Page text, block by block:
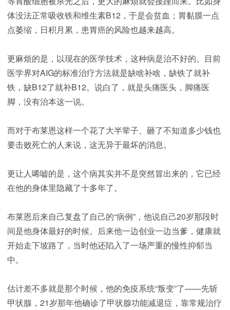
体没法正常吸收铁和维生素B12，于是会贫血；胃黏膜一点
点萎缩，日积月累，患胃癌的风险也越来越高。
更麻烦的是，以现在的医学技术，这种病是治不好的。目前
医学界对AIG的标准治疗方法就是缺啥补啥，缺铁了就补
铁，缺B12了就补B12。说白了，就是头痛医头，脚痛医
脚，没有治本这一说。
而对于布莱恩这样一个花了大半辈子、砸了不知道多少钱也
要击败死亡的人来说，这无异于最坏的消息。
更让人唏嘘的是，这个病其实并不是突然冒出来的，它已经
在他的身体里隐藏了十多年了。
布莱恩后来自己复盘了自己的“病例”，他说自己20岁那段时
间是他身体最好的时候。后来他一边创业一边当爹，健康就
开始走下坡路了，当时他还陷入了一场严重的慢性抑郁当
中。
估计差不多就是那个时候，他的免疫系统“叛变”了——先斩
甲状腺，21岁那年他确诊了甲状腺功能减退症，靠常规治疗